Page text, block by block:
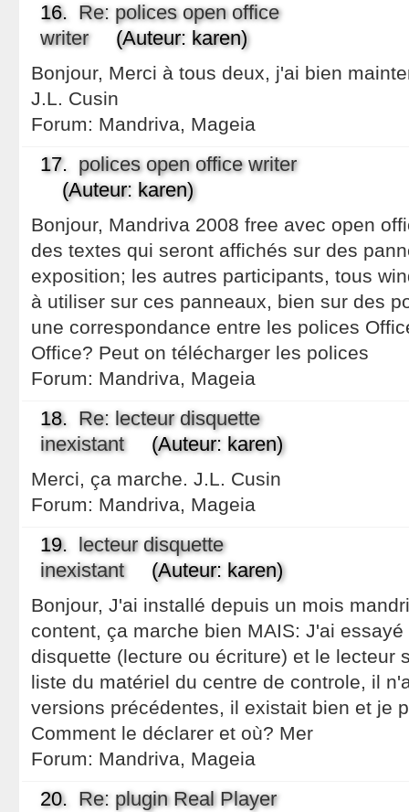
16. Re: polices open office
writer(Auteur: karen)
Bonjour, Merci à tous deux, j'ai bien
J.L. Cusin
Forum: Mandriva, Mageia
17. polices open office writer
(Auteur: karen)
Bonjour, Mandriva 2008 free avec open
des textes qui seront affichés sur des
exposition; les autres participants, tous
à utiliser sur ces panneaux, bien sur des
une correspondance entre les polices
Office? Peut on télécharger les polices
Forum: Mandriva, Mageia
18. Re: lecteur disquette
inexistant(Auteur: karen)
Merci, ça marche. J.L. Cusin
Forum: Mandriva, Mageia
19. lecteur disquette
inexistant(Auteur: karen)
Bonjour, J'ai installé depuis un mois
content, ça marche bien MAIS: J'ai
disquette (lecture ou écriture) et le lecteur
liste du matériel du centre de controle, il
versions précédentes, il existait bien et je
Comment le déclarer et où? Mer
Forum: Mandriva, Mageia
20. Re: plugin Real Player